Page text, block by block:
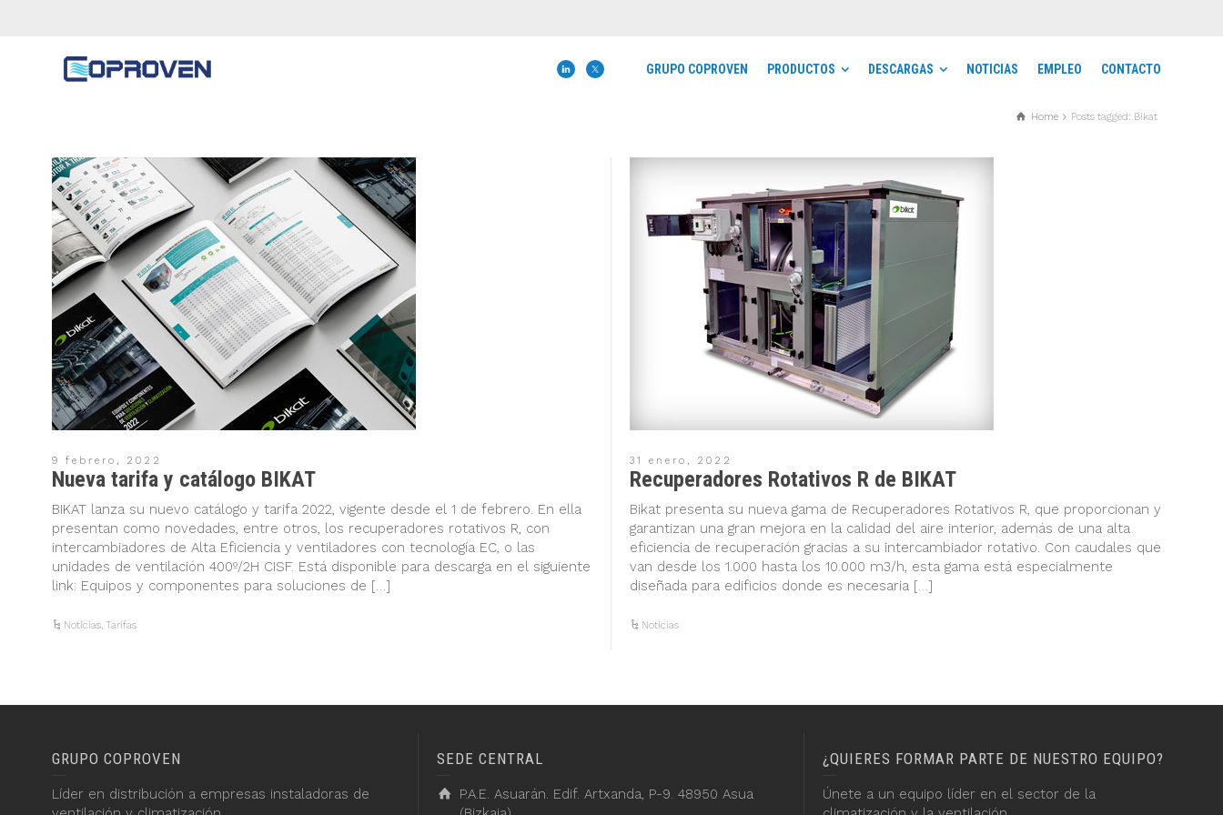
GRUPO COPROVEN PRODUCTOS DESCARGAS NOTICIAS EMPLEO CONTACTO
Home Posts tagged: Bikat
9 febrero, 2022
Nueva tarifa y catálogo BIKAT
BIKAT lanza su nuevo catálogo y tarifa 2022, vigente desde el 1 de febrero. En ella
presentan como novedades, entre otros, los recuperadores rotativos R, con
intercambiadores de Alta Eficiencia y ventiladores con tecnología EC, o las
unidades de ventilación 400º/2H CISF. Está disponible para descarga en el siguiente
link: Equipos y componentes para soluciones de […]
Noticias,Tarifas
31 enero, 2022
Recuperadores Rotativos R de BIKAT
Bikat presenta su nueva gama de Recuperadores Rotativos R, que proporcionan y
garantizan una gran mejora en la calidad del aire interior, además de una alta
eficiencia de recuperación gracias a su intercambiador rotativo. Con caudales que
van desde los 1.000 hasta los 10.000 m3/h, esta gama está especialmente
diseñada para edificios donde es necesaria […]
Noticias
GRUPO COPROVEN
Líder en distribución a empresas instaladoras de
SEDE CENTRAL
P.A.E. Asuarán. Edif. Artxanda, P-9. 48950 Asua
¿QUIERES FORMAR PARTE DE NUESTRO EQUIPO?
Únete a un equipo líder en el sector de la